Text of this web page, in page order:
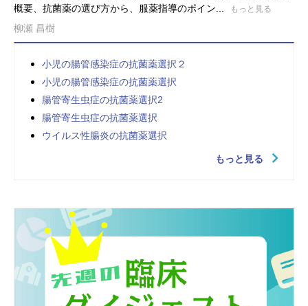
概要、抗菌薬の選び方から、服薬指導のポイン...
もっと見る
柳瀬 昌樹
小児の腸管感染症の抗菌薬選択２
小児の腸管感染症の抗菌薬選択
腸管寄生虫症の抗菌薬選択2
腸管寄生虫症の抗菌薬選択
ウイルス性腸炎の抗菌薬選択
もっと見る